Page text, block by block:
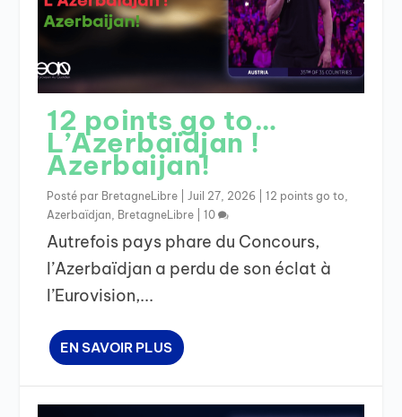
12 points go to…
L’Azerbaïdjan !
Azerbaijan!
Posté par BretagneLibre Juil 27, 2026 |12 points go to
Azerbaïdjan BretagneLibre |10
Autrefois pays phare du Concours,
l’Azerbaïdjan a perdu de son éclat à
l’Eurovision,...
EN SAVOIR PLUS